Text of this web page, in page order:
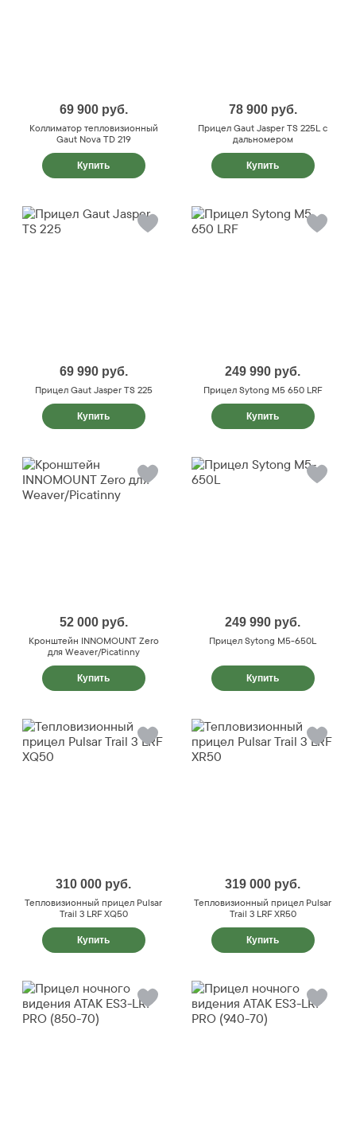
69 900 руб.
Коллиматор тепловизионный
Gaut Nova TD 219
Купить
78 900 руб.
Прицел Gaut Jasper TS 225L с
дальномером
Купить
69 990 руб.
Прицел Gaut Jasper TS 225
Купить
249 990 руб.
Прицел Sytong M5 650 LRF
Купить
52 000 руб.
Кронштейн INNOMOUNT Zero
для Weaver/Picatinny
Купить
249 990 руб.
Прицел Sytong M5-650L
Купить
310 000 руб.
Тепловизионный прицел Pulsar
Trail 3 LRF XQ50
Купить
319 000 руб.
Тепловизионный прицел Pulsar
Trail 3 LRF XR50
Купить